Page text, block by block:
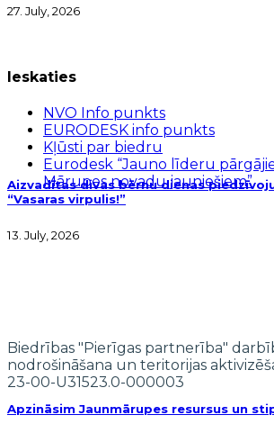
27. July, 2026
Aizvadītas divas bērnu dienas
“Vasaras virpulis!”
13. July, 2026
Apzināsim Jaunmārupes resursus un
Ieskaties
NVO Info punkts
EURODESK info punkts
Kļūsti par biedru
Eurodesk “Jauno līderu
Mārupes novadu jauniešiem”
Biedrības "Pierīgas partnerība"
nodrošināšana un teritorijas
23-00-U31523.0-000003